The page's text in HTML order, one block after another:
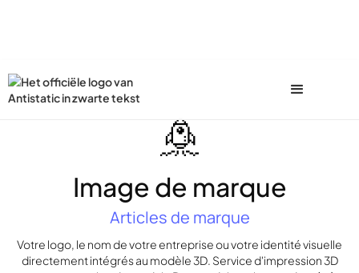
Image de marque
Articles de marque
Votre logo, le nom de votre entreprise ou votre identité visuelle
directement intégrés au modèle 3D. Service d'impression 3D